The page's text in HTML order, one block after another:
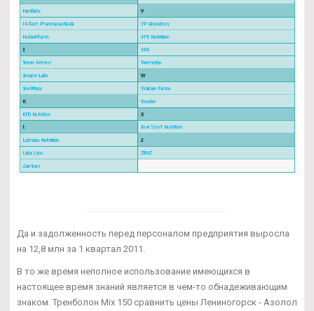
Да и задолженность перед персоналом предприятия выросла
на 12,8 млн за 1 квартал 2011.
В то же время неполное использование имеющихся в
настоящее время знаний является в чем-то обнадеживающим
знаком. Тренболон Mix 150 сравнить цены Лениногорск - Азолол